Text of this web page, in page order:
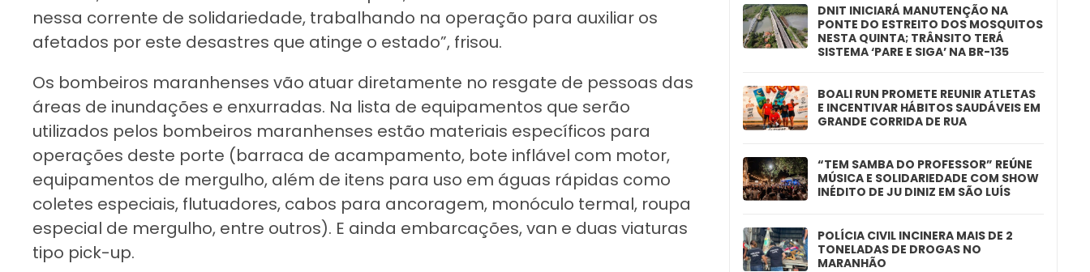
nessa corrente de solidariedade, trabalhando na operação para auxiliar os
afetados por este desastres que atinge o estado”, frisou.
Os bombeiros maranhenses vão atuar diretamente no resgate de pessoas das
áreas de inundações e enxurradas. Na lista de equipamentos que serão
utilizados pelos bombeiros maranhenses estão materiais específicos para
operações deste porte (barraca de acampamento, bote inflável com motor,
equipamentos de mergulho, além de itens para uso em águas rápidas como
coletes especiais, flutuadores, cabos para ancoragem, monóculo termal, roupa
especial de mergulho, entre outros). E ainda embarcações, van e duas viaturas
tipo pick-up.
DNIT INICIARÁ MANUTENÇÃO NA
PONTE DO ESTREITO DOS MOSQUITOS
NESTA QUINTA; TRÂNSITO TERÁ
SISTEMA ‘PARE E SIGA’ NA BR-135
BOALI RUN PROMETE REUNIR ATLETAS
E INCENTIVAR HÁBITOS SAUDÁVEIS EM
GRANDE CORRIDA DE RUA
“TEM SAMBA DO PROFESSOR” REÚNE
MÚSICA E SOLIDARIEDADE COM SHOW
INÉDITO DE JU DINIZ EM SÃO LUÍS
POLÍCIA CIVIL INCINERA MAIS DE 2
TONELADAS DE DROGAS NO
MARANHÃO